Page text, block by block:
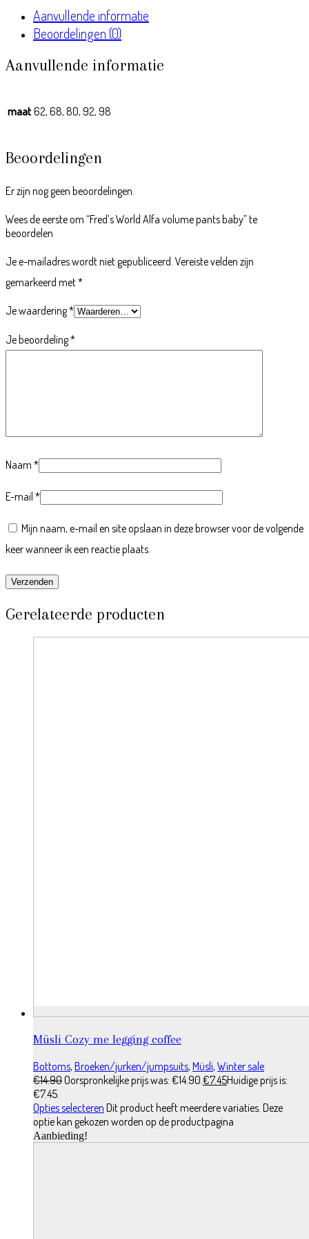
Aanvullende informatie
Beoordelingen (0)
Aanvullende informatie
maat 62, 68, 80, 92, 98
Beoordelingen
Er zijn nog geen beoordelingen.
Wees de eerste om “Fred’s World Alfa volume pants baby” te
beoordelen
Je e-mailadres wordt niet gepubliceerd. Vereiste velden zijn
gemarkeerd met*
Je waardering*
Je beoordeling*
Naam *
E-mail *
Mijn naam, e-mail en site opslaan in deze browser voor de volgende
keer wanneer ik een reactie plaats.
Gerelateerde producten
Müsli Cozy me legging coffee
Bottoms, Broeken/jurken/jumpsuits, Müsli, Winter sale
€14.90Oorspronkelijke prijs was: €14.90.€7.45Huidige prijs is:
€7.45.
Opties selecteren Dit product heeft meerdere variaties. Deze
optie kan gekozen worden op de productpagina
Aanbieding!